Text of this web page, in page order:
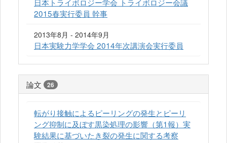
2015春実行委員 幹事
2013年8月 - 2014年9月
日本実験力学学会 2014年次講演会実行委員
論文 26
転がり接触によるピーリングの発生とピーリ
ング抑制に及ぼす黒染処理の影響（第1報）実
験結果に基づいたき裂の発生に関する考察